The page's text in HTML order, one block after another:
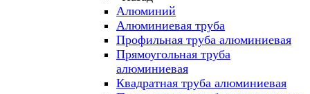
Алюминий
Алюминиевая труба
Профильная труба алюминиевая
Прямоугольная труба
алюминиевая
Квадратная труба алюминиевая